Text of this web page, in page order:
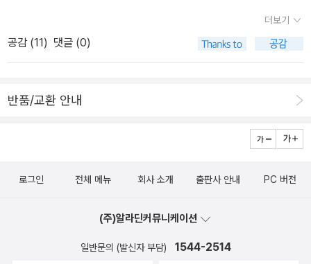
교수의 집에 들어가서 그 곳에 있는 방문들을 열고 그 문턱을 넘고 또
열고 또 문턱을 넘으면 저도 알 수 있지 않을 까요? 그리고 저에게도
어느 순간 무엇이 생기지 않을 까하는 생각이 듭니다. 단순히 돈이나
더보기
공감 (11) 댓글 (0)
반품/교환 안내
로그인 전체 메뉴 회사 소개 출판사 안내 PC 버전
(주)알라딘커뮤니케이션
일반문의 (발신자 부담) 1544-2514